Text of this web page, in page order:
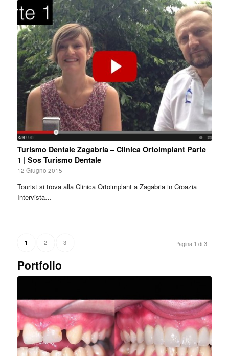
Turismo Dentale Zagabria – Clinica Ortoimplant Parte
1 | Sos Turismo Dentale
12 Giugno 2015
Tourist si trova alla Clinica Ortoimplant a Zagabria in Croazia
Intervista…
Pagina 1 di 3
1 2 3
Portfolio